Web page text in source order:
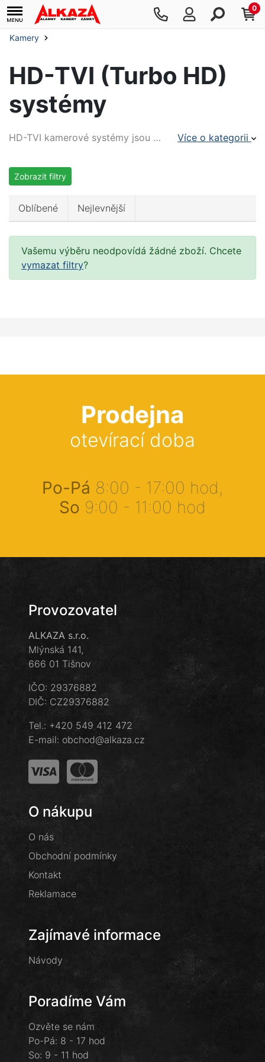
0
Kamery
HD-TVI (Turbo HD)
systémy
HD-TVI kamerové systémy jsou na rozdíl od IP kamer levnější variantou, nicméně do 8Mpx (UHD, 4K) rozlišení v hodně vlastnostech i lepší. Více o kategorii
Zobrazit filtry
Oblíbené Nejlevnější
Vašemu výběru neodpovídá žádné zboží. Chcete
vymazat filtry?
Prodejna
otevírací doba
Po-Pá 8:00 - 17:00 hod,
So 9:00 - 11:00 hod
Provozovatel
ALKAZA s.r.o.
Mlýnská 141,
666 01 Tišnov
IČO: 29376882
DIČ: CZ29376882
Tel.: +420 549 412 472
E-mail: obchod@alkaza.cz
O nákupu
O nás
Obchodní podmínky
Kontakt
Reklamace
Zajímavé informace
Návody
Poradíme Vám
Ozvěte se nám
Po-Pá: 8 - 17 hod
So: 9 - 11 hod